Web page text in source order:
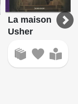
La maison
Usher